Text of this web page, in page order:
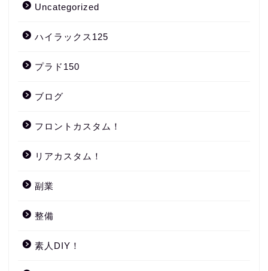
Uncategorized
ハイラックス125
プラド150
ブログ
フロントカスタム！
リアカスタム！
副業
整備
素人DIY！